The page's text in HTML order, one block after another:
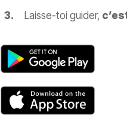
Laisse-toi guider,